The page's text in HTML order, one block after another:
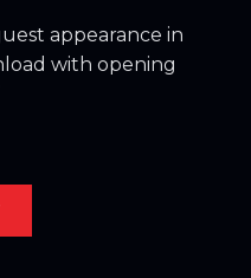
appearance in
with opening